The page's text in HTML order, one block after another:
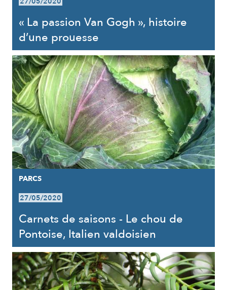
« La passion Van Gogh », histoire
d’une prouesse
PARCS
27/05/2020
Carnets de saisons - Le chou de
Pontoise, Italien valdoisien